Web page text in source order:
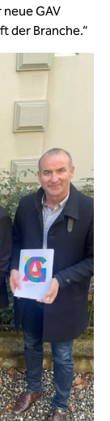
GAV
der Branche.“